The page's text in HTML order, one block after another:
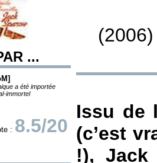
...
a été importée
immortel
: 8.5/20
Issu de
(c’est
!), Jack